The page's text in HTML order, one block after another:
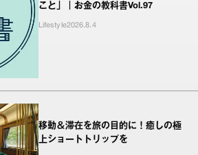
こと」｜お金の教科書Vol.97
Lifestyle2026.8.4
移動＆滞在を旅の目的に！癒しの極
上ショートトリップを